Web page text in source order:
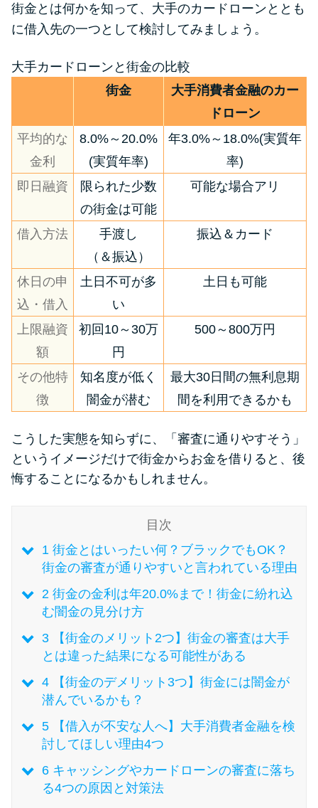
カードローンQ&A
特集ページ
リボ払いをそのまま払いきると
カードローンの見直しで40万円
得した話
最速！最短40分で借りられるカ
ードローン
特集ページ一覧
種類や特徴で探す
銀行カードローンを選ぶべき4つ
の理由
無利息期間を利用して利息0円で
お金を借りる3つのポイント
今月の家賃払えない…2ヵ月目に
は解決しないと危険な理由と対
処法3つ
家賃払えないが強制退去は避け
法2選
街金とは？絶対審査通る？借金
に悩む人へ街金をおすすめしな
い理由
街金とは何かを知って、大手のカードローンととも
に借入先の一つとして検討してみましょう。
大手カードローンと街金の比較
街金
大手消費者金融のカー
ドローン
平均的な
金利
8.0%～20.0%
(実質年率)
年3.0%～18.0%(実質年
率)
即日融資
限られた少数
の街金は可能
可能な場合アリ
借入方法
手渡し
（＆振込）
振込＆カード
休日の申
込・借入
土日不可が多
い
土日も可能
上限融資
額
初回10～30万
円
500～800万円
その他特
徴
知名度が低く
闇金が潜む
最大30日間の無利息期
間を利用できるかも
こうした実態を知らずに、「審査に通りやすそう」
というイメージだけで街金からお金を借りると、後
悔することになるかもしれません。
目次
1街金とはいったい何？ブラックでもOK？
街金の審査が通りやすいと言われている理由
2街金の金利は年20.0%まで！街金に紛れ込
む闇金の見分け方
3【街金のメリット2つ】街金の審査は大手
とは違った結果になる可能性がある
4【街金のデメリット3つ】街金には闇金が
潜んでいるかも？
5【借入が不安な人へ】大手消費者金融を検
討してほしい理由4つ
6キャッシングやカードローンの審査に落ち
る4つの原因と対策法